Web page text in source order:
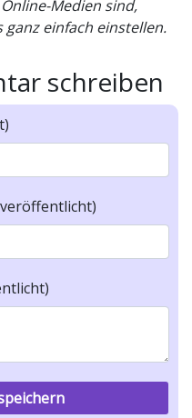
Medien sind,
ganz einfach einstellen.
schreiben